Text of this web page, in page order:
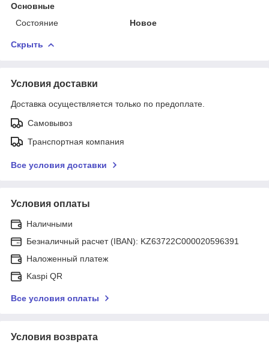
Основные
Состояние
Новое
Скрыть
Условия доставки
Доставка осуществляется только по предоплате.
Самовывоз
Транспортная компания
Все условия доставки
Условия оплаты
Наличными
Безналичный расчет (IBAN): KZ63722C000020596391
Наложенный платеж
Kaspi QR
Все условия оплаты
Условия возврата